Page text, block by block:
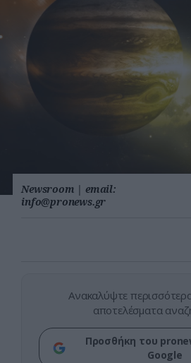
Newsroom | email:
info@pronews.gr
Ανακαλύψτε
αποτελέσματα
Προσθήκη του
Google